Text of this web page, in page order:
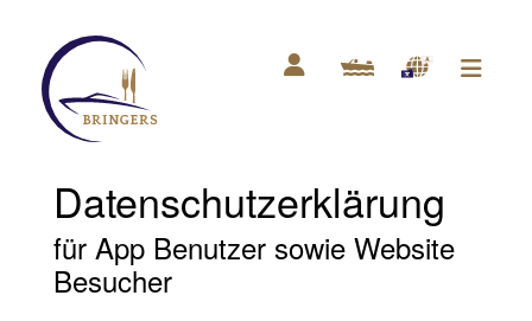
Datenschutzerklärung
für App Benutzer sowie Website
Besucher